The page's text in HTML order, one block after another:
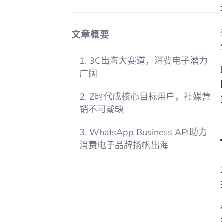
文章概要
1. 3C出海大赛道，消费电子潜力
广阔
2. Z时代成核心目标用户，社媒营
销不可或缺
3. WhatsApp Business API助力
消费电子品牌扬帆出海